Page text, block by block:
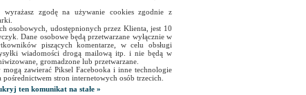
wyrażasz zgodę na używanie cookies zgodnie z
osobowych, udostępnionych przez Klienta, jest 10
Dane osobowe będą przetwarzane wyłącznie w
piszących komentarze, w celu obsługi
wiadomości drogą mailową itp. i nie będą w
gromadzone lub przetwarzane.
mogą zawierać Piksel Facebooka i inne technologie
pośrednictwem stron internetowych osób trzecich.
ten komunikat na stałe »